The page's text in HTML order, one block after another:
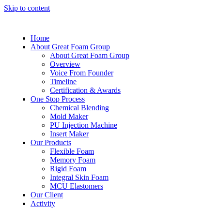
Skip to content
Home
About Great Foam Group
About Great Foam Group
Overview
Voice From Founder
Timeline
Certification & Awards
One Stop Process
Chemical Blending
Mold Maker
PU Injection Machine
Insert Maker
Our Products
Flexible Foam
Memory Foam
Rigid Foam
Integral Skin Foam
MCU Elastomers
Our Client
Activity